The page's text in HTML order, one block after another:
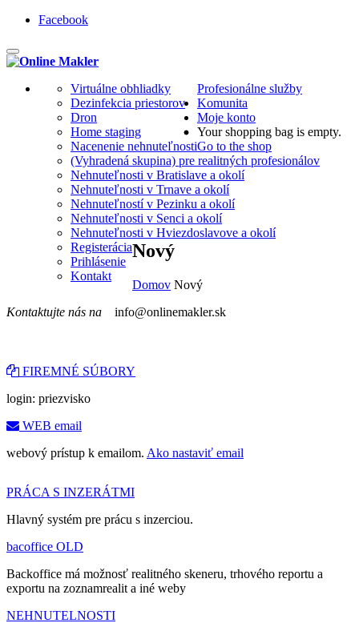
Facebook
Toggle
navigation
Profesionálne služby
Virtuálne obhliadky
Dezinfekcia priestorov
Dron
Home staging
Nacenenie nehnuteľnosti
Komunita
(Vyhradená skupina) pre realitných profesionálov
Nehnuteľnosti v Bratislave a okolí
Nehnuteľnosti v Trnave a okolí
Nehnuteľností v Pezinku a okolí
Nehnuteľnosti v Senci a okolí
Nehnuteľnosti v Hviezdoslavove a okolí
Moje konto
Registerácia
Prihlásenie
Kontakt
Your shopping bag is empty.
Go to the shop
Nový
Domov Nový
Kontaktujte nás na
info@onlinemakler.sk
FIREMNÉ SÚBORY
login: priezvisko
WEB email
webový prístup k emailom. Ako nastaviť email
PRÁCA S INZERÁTMI
Hlavný systém pre prácu s inzerciou.
bacoffice OLD
Backoffice má možnosť realitného skeneru, trhového reportu a
exportu na zoznamrealit a iné weby
NEHNUTELNOSTI